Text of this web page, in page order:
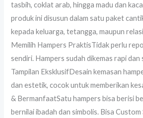
tasbih, coklat arab, hingga madu dan
produk ini disusun dalam satu paket
kepada keluarga, tetangga, maupun
Memilih Hampers PraktisTidak perlu
sendiri. Hampers sudah dikemas rapi dan
Tampilan EksklusifDesain kemasan
dan estetik, cocok untuk memberikan
& BermanfaatSatu hampers bisa berisi
bernilai ibadah dan simbolis. Bisa Custom